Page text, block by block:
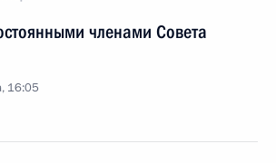
членами Совета
16:05